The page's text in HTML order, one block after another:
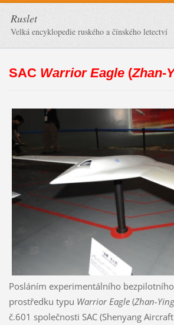
Ruslet
Velká encyklopedie ruského a čínského letectví
SAC Warrior Eagle(Zhan-
Posláním experimentálního
prostředku typu Warrior Eagle(Zhan-Ying
č.601 společnosti SAC (Shenyang